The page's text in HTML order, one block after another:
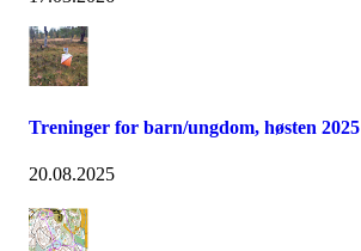
Treninger for barn/ungdom, høsten 2025
20.08.2025